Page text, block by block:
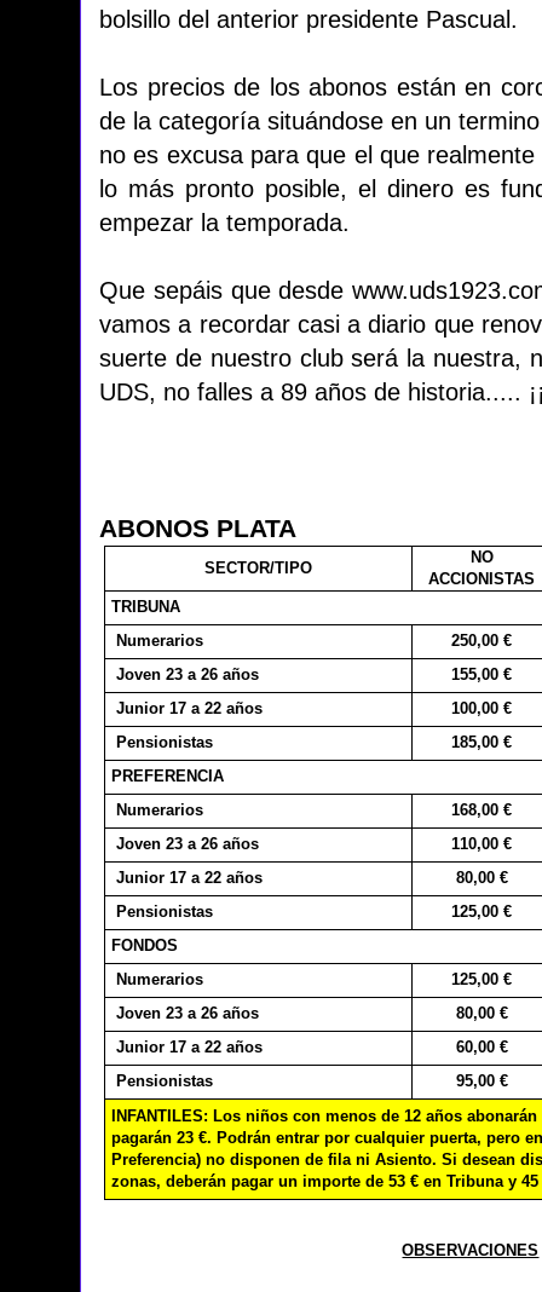
bolsillo del anterior presidente Pascual.
Los precios de los abonos están en
de la categoría situándose en un
no es excusa para que el que
lo más pronto posible, el dinero es
empezar la temporada.
Que sepáis que desde
vamos a recordar casi a diario que
suerte de nuestro club será la nuestra,
UDS, no falles a 89 años de historia.....
ABONOS PLATA
SECTOR/TIPO
NO
ACCIONISTAS
TRIBUNA
Numerarios
250,00 €
Joven 23 a 26 años
155,00 €
Junior 17 a 22 años
100,00 €
Pensionistas
185,00 €
PREFERENCIA
Numerarios
168,00 €
Joven 23 a 26 años
110,00 €
Junior 17 a 22 años
80,00 €
Pensionistas
125,00 €
FONDOS
Numerarios
125,00 €
Joven 23 a 26 años
80,00 €
Junior 17 a 22 años
60,00 €
Pensionistas
95,00 €
INFANTILES: Los niños con menos de 12 años
pagarán 23 €. Podrán entrar por cualquier puerta, pero
Preferencia) no disponen de fila ni Asiento. Si desean
zonas, deberán pagar un importe de 53 € en Tribuna y
OBSERVACIONES